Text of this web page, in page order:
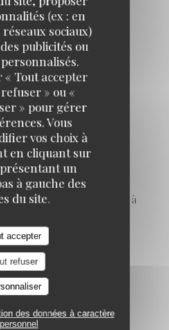
(ex : en
sociaux)
publicités ou
« Tout accepter
» ou «
» pour gérer
Vous
vos choix à
en cliquant sur
un
à gauche des
du site.
accepter
refuser
des données à caractère
personnel
Cuisine Traditionnelle,
Accès aux personnes à
Wifi
Visa, Carte Bleue
de l'Abbaye